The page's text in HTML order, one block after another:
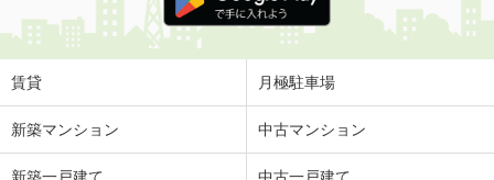
賃貸 月極駐車場
新築マンション 中古マンション
新築一戸建て 中古一戸建て